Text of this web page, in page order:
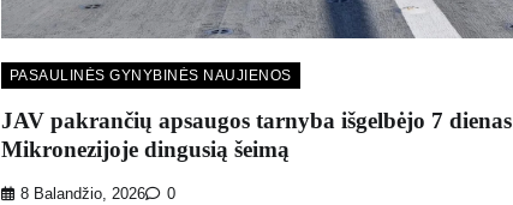
PASAULINĖS GYNYBINĖS NAUJIENOS
JAV pakrančių apsaugos tarnyba išgelbėjo 7 dienas
Mikronezijoje dingusią šeimą
8 Balandžio, 2026 0